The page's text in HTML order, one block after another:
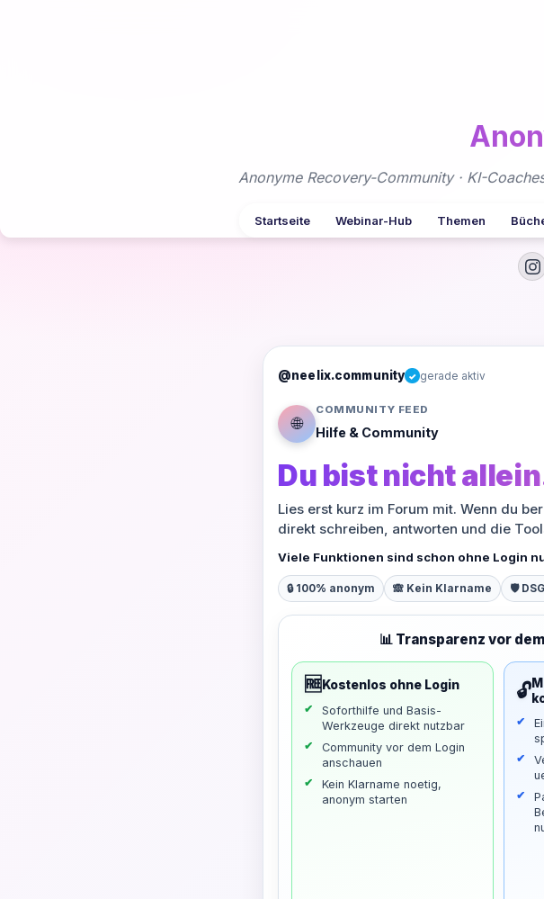
Anonyme Recovery-Community · KI-
Startseite Webinar-Hub Themen
@neelix.community ✓ gerade aktiv
🌐
COMMUNITY FEED
Hilfe & Community
Du bist nicht
Lies erst kurz im Forum mit. Wenn du
direkt schreiben, antworten und die
Viele Funktionen sind schon ohne Login
🔒 100% anonym 🙈 Kein Klarname 🛡️
📊 Transparenz vor
🆓 Kostenlos ohne Login
Soforthilfe und Basis-
Werkzeuge direkt nutzbar
Community vor dem Login
anschauen
Kein Klarname noetig,
anonym starten
🔓